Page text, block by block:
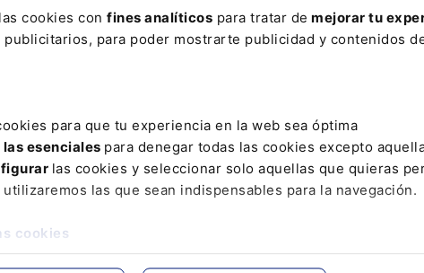
cookies con fines analíticos para tratar de mejorar tu
publicitarios, para poder mostrarte publicidad y contenidos
para que tu experiencia en la web sea óptima
esenciales para denegar todas las cookies excepto
las cookies y seleccionar solo aquellas que quieras
las que sean indispensables para la navegación.
cookies